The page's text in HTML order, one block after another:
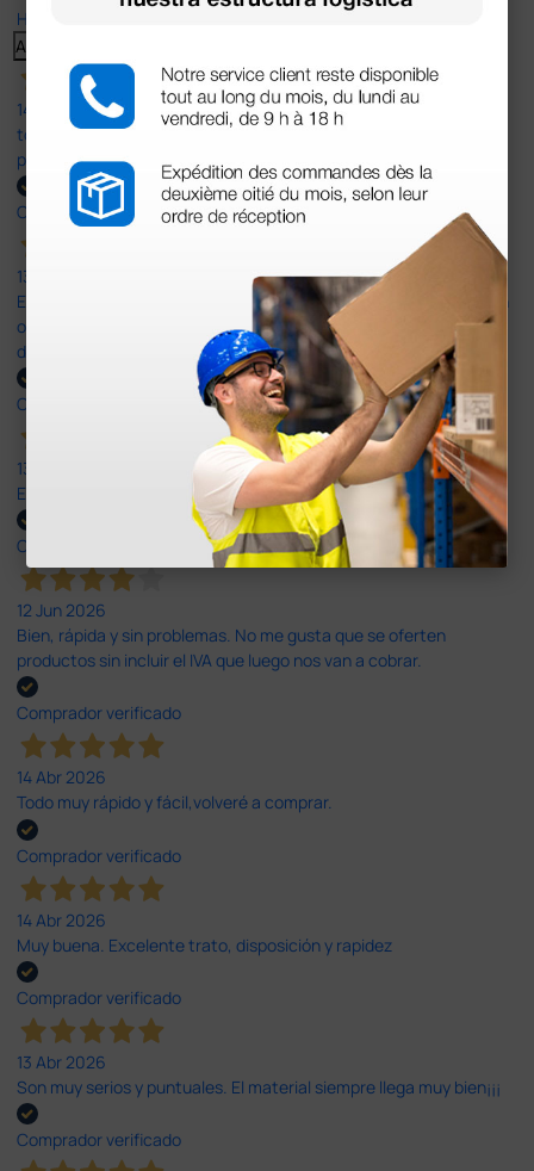
Haga clic aquí para leerlos todos >
Anterior
14 Jul 2026
todo correcto. podria señalar que un poco caro los portes y el
plazo de entrega se alarga.
Comprador verificado
13 Jul 2026
Es fácil hacer el pedido. El producto, bastante mas barato que en
otras plataformas de material médico. Pero el envío cuesta más
del doble que en cualquier otra empresa dentro de España.
Comprador verificado
13 Jul 2026
Excelente
Comprador verificado
12 Jun 2026
Bien, rápida y sin problemas. No me gusta que se oferten
productos sin incluir el IVA que luego nos van a cobrar.
Comprador verificado
14 Abr 2026
Todo muy rápido y fácil,volveré a comprar.
Comprador verificado
14 Abr 2026
Muy buena. Excelente trato, disposición y rapidez
Comprador verificado
13 Abr 2026
Son muy serios y puntuales. El material siempre llega muy bien¡¡¡
Comprador verificado